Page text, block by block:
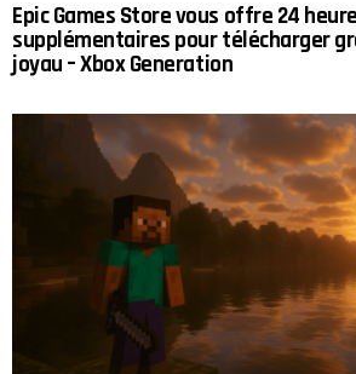
Epic Games Store vous offre 24
supplémentaires pour télécharger
joyau – Xbox Generation